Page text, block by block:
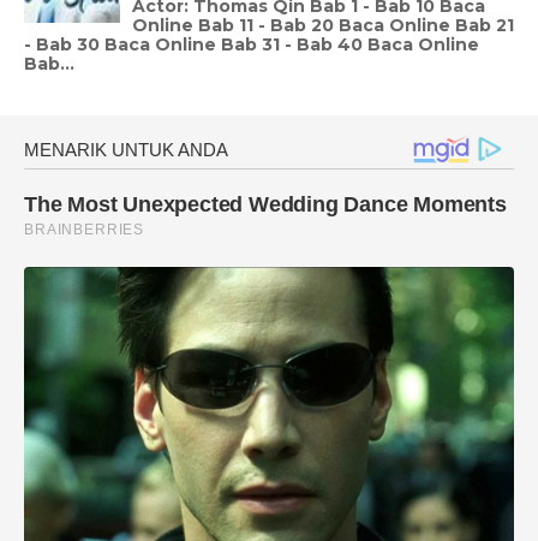
Actor: Thomas Qin Bab 1 - Bab 10 Baca
Online Bab 11 - Bab 20 Baca Online Bab 21
- Bab 30 Baca Online Bab 31 - Bab 40 Baca Online
Bab...